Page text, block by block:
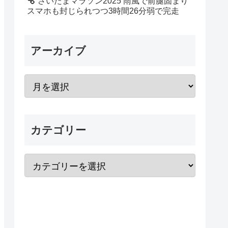
スマホも封じられつつ3時間26分弱で完走
アーカイブ
カテゴリー